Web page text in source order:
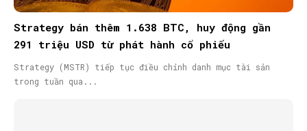
Strategy bán thêm 1.638 BTC, huy động gần
291 triệu USD từ phát hành cổ phiếu
Strategy (MSTR) tiếp tục điều chỉnh danh mục tài sản
trong tuần qua...